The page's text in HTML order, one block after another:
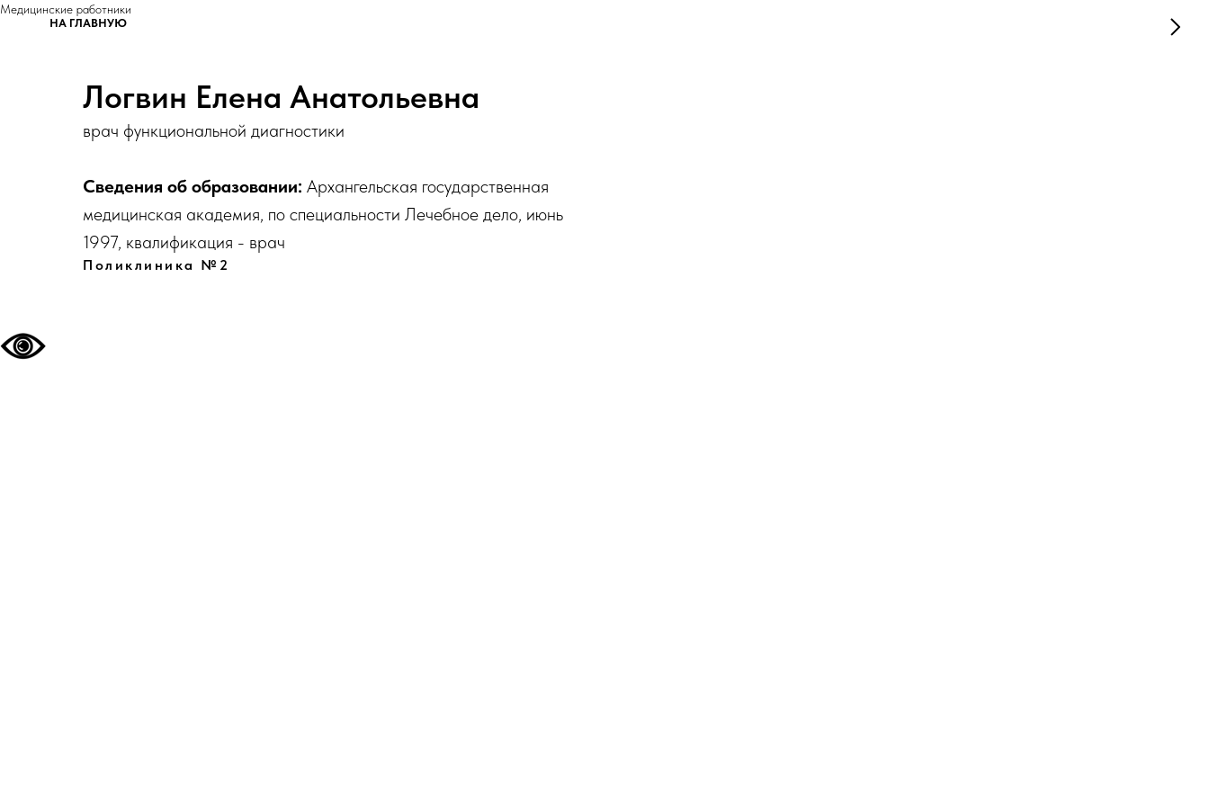
Медицинские работники
Логвин Елена Анатольевна
врач функциональной диагностики
Сведения об образовании: Архангельская государственная
медицинская академия, по специальности Лечебное дело, июнь
1997, квалификация - врач
Поликлиника №2
НА ГЛАВНУЮ